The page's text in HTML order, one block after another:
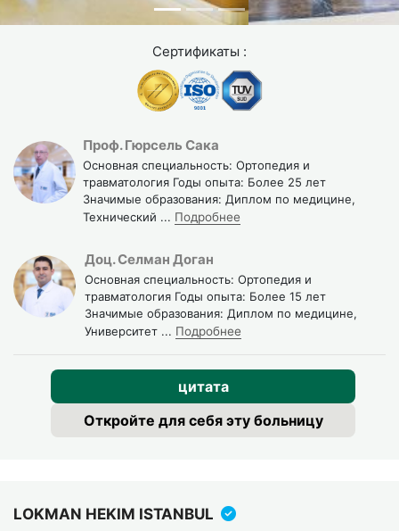
Сертификаты :
Проф. Гюрсель Сака
Основная специальность: Ортопедия и
травматология Годы опыта: Более 25 лет
Значимые образования: Диплом по медицине,
Технический ... Подробнее
Доц. Селман Доган
Основная специальность: Ортопедия и
травматология Годы опыта: Более 15 лет
Значимые образования: Диплом по медицине,
Университет ... Подробнее
цитата
Откройте для себя эту больницу
LOKMAN HEKIM ISTANBUL